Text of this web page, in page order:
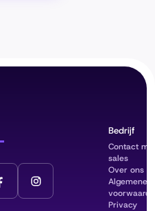
Bedrijf
Contact
sales
Over ons
Algemene
Privacy